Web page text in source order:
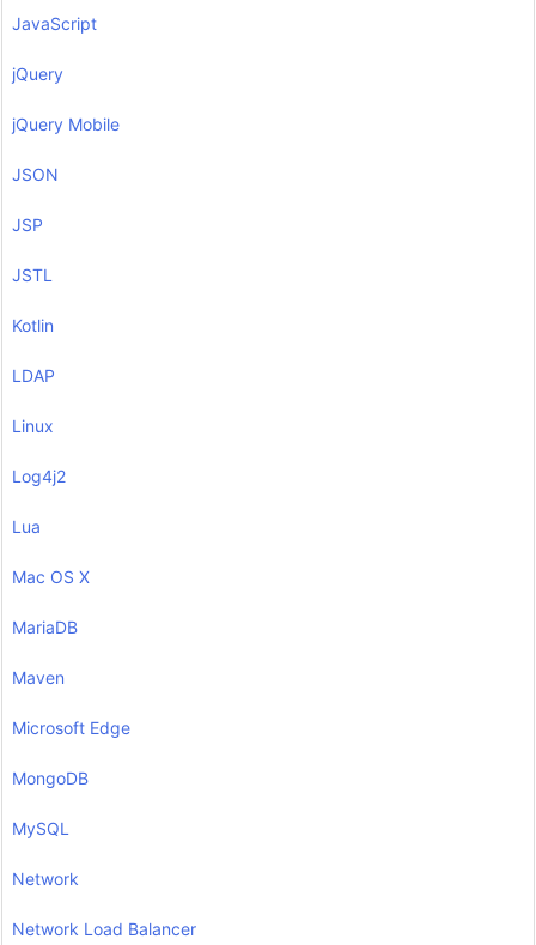
JavaScript
jQuery
jQuery Mobile
JSON
JSP
JSTL
Kotlin
LDAP
Linux
Log4j2
Lua
Mac OS X
MariaDB
Maven
Microsoft Edge
MongoDB
MySQL
Network
Network Load Balancer